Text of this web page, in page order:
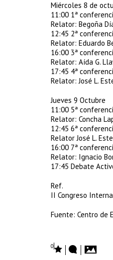
Miércoles 8 de
11:00 1ª
Relator: Begoña
12:45 2ª
Relator: Eduardo
16:00 3ª
Relator: Aída G.
17:45 4ª
Relator: José L.
Jueves 9 Octubre
11:00 5ª
Relator: Concha
12:45 6ª
Relator José L.
16:00 7ª
Relator: Ignacio
17:45 Debate
Ref.
II Congreso
Fuente: Centro de
0